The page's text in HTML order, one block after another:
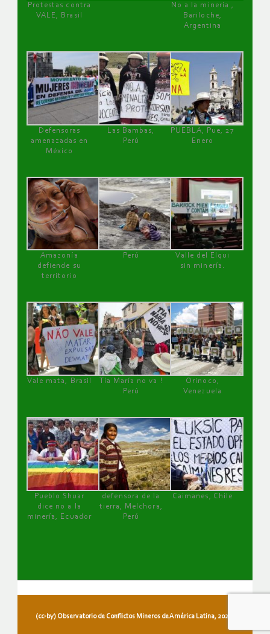
Protestas contra
VALE, Brasil
No a la minería ,
Bariloche,
Argentina
Defensoras
amenazadas en
México
Las Bambas,
Perú
PUEBLA, Pue, 27
Enero
Amazonía
defiende su
territorio
Perú
Valle del Elqui
sin minería.
Vale mata, Brasil
Tía María no va !
Perú
Orinoco,
Venezuela
Pueblo Shuar
dice no a la
minería, Ecuador
defensora de la
tierra, Melchora,
Perú
Caimanes, Chile
(cc-by) Observatorio de Conflictos Mineros de América Latina, 2026